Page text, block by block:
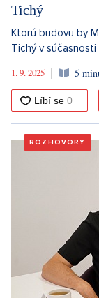
Tichý
Ktorú budovu by
Tichý v súčasnosti
1. 9. 2025
5
ROZHOVORY